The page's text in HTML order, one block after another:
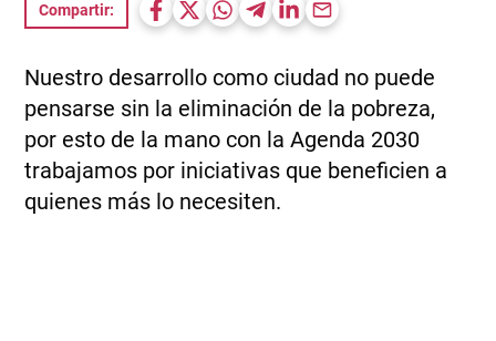
Compartir:
Nuestro desarrollo como ciudad no puede
pensarse sin la eliminación de la pobreza,
por esto de la mano con la Agenda 2030
trabajamos por iniciativas que beneficien a
quienes más lo necesiten.